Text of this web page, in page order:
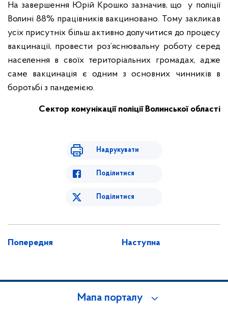
На завершення Юрій Крошко зазначив, що у поліції
Волині 88% працівників вакциновано. Тому закликав
усіх присутніх більш активно долучитися до процесу
вакцинації, провести роз’яснювальну роботу серед
населення в своїх територіальних громадах, адже
саме вакцинація є одним з основних чинників в
боротьбі з пандемією.
Сектор комунікації поліції Волинської області
Надрукувати
Поділитися
Поділитися
Попередня Наступна
Мапа порталу